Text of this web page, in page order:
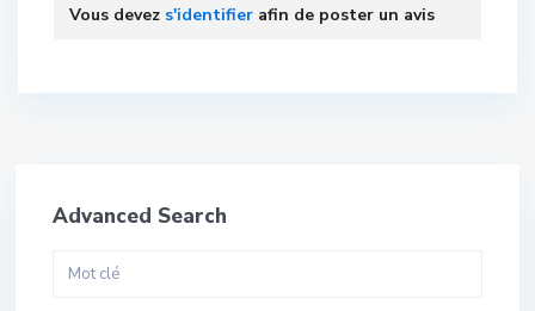
Vous devez s'identifier afin de poster un avis
Advanced Search